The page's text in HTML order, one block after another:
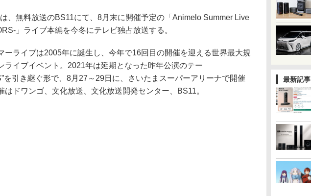
最新記事
、無料放送のBS11にて、8月末に開催予定の「Animelo Summer Live
」ライブ本編を今冬にテレビ独占放送する。
ーライブは2005年に誕生し、今年で16回目の開催を迎える世界最大規
ライブイベント。2021年は延期となった昨年公演のテー
を引き継ぐ形で、8月27～29日に、さいたまスーパーアリーナで開催
はドワンゴ、文化放送、文化放送開発センター、BS11。